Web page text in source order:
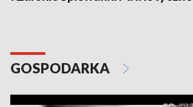
GOSPODARKA